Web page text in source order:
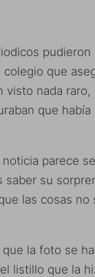
pudieron
que
visto nada
que
parece
saber su
las cosas no
la foto se
listillo que la